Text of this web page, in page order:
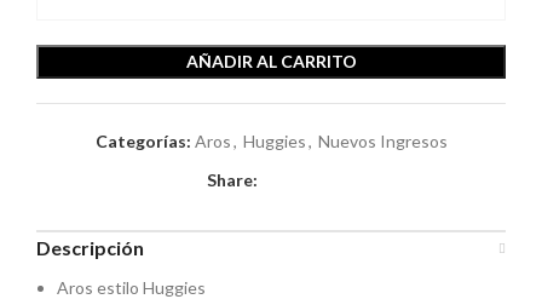
AÑADIR AL CARRITO
Categorías: Aros, Huggies, Nuevos Ingresos
Share:
Descripción
Aros estilo Huggies